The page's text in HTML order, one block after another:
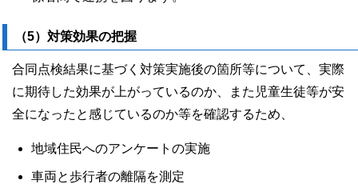
（5）対策効果の把握
合同点検結果に基づく対策実施後の箇所等について、実際
に期待した効果が上がっているのか、また児童生徒等が安
全になったと感じているのか等を確認するため、
地域住民へのアンケートの実施
車両と歩行者の離隔を測定